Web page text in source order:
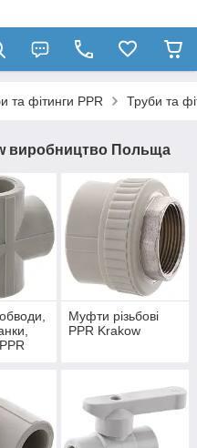
та фітинги PPR Труби та
виробництво Польща
Муфти різьбові
PPR Krakow